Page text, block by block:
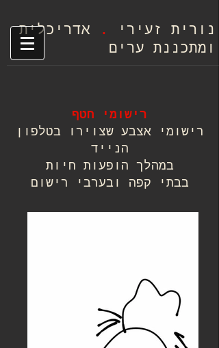
נורית זעיר י . אדריכלית
ומתכננת ערים
רישומי חטף
רישומי אצבע שצוירו בטלפון
הנייד
במהלך הופעות חיות
בבתי קפה ובערבי רישום